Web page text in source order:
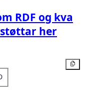
RDF og kva
her